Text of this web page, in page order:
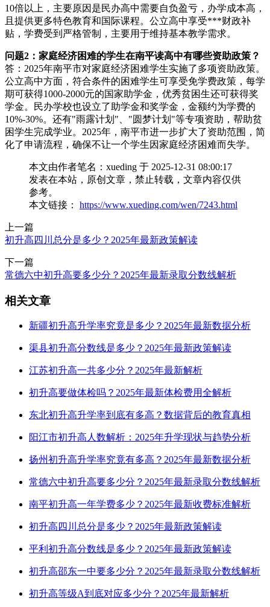
10倍以上，主要原因是民办高中需要自负盈亏，办学成本高，
且提供更多特色教育和国际课程。公立高中享受***财政补
贴，学费受到严格管制，主要用于维持基本教学需求。
问题2：家庭经济困难的学生在南平读高中有哪些资助政策？
答：2025年南平市对家庭经济困难学生实施了多项资助政策。
公立高中方面，符合条件的困难学生可享受免学费政策，每学
期可获得1000-2000元的国家助学金，优秀贫困生还可获得奖
学金。民办学校也设立了助学金和奖学金，金额约为学费的
10%-30%。还有"雨露计划"、"圆梦计划"等专项资助，帮助贫
困学生完成学业。2025年，南平市进一步扩大了资助范围，简
化了申请流程，确保不让一个学生因家庭经济困难而失学。
本文由作者笔名：xueding 于 2025-12-31 08:00:17
发表在本站，原创文章，禁止转载，文章内容仅供
参考。
本文链接： https://www.xueding.com/wen/7243.html
上一篇
初升高四川总分是多少？2025年最新政策解读
下一篇
常德六中初升高要多少分？2025年最新录取分数线解析
相关文章
新疆初升高升学率究竟是多少？2025年最新数据分析
渠县初升高分数线是多少？2025年最新政策解读
江苏初升高一共多少分？2025年最新解析
初升高要做体检吗？2025年最新体检费用全解析
东北初升高升学率到底有多高？数据背后的教育真相
阳江市初升高人数解析：2025年升学现状与趋势分析
扬州初升高升学率究竟有多高？2025年最新数据分析
常德六中初升高要多少分？2025年最新录取分数线解析
南平初升高一年学费多少？2025年最新收费标准解析
初升高四川总分是多少？2025年最新政策解读
平利初升高分数线是多少？2025年最新政策解读
初升高邵东一中要多少分？2025年最新录取分数线解析
初升高等级A到底对应多少分？2025年最新解析